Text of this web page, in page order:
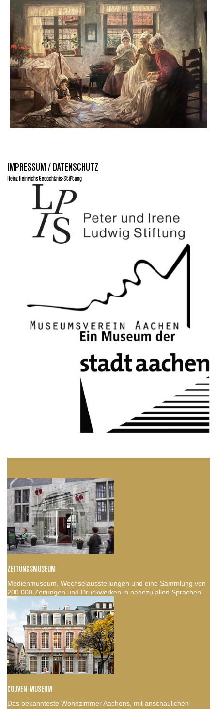
IMPRESSUM / DATENSCHUTZ
Heinz Heinrichs Gedächtnis-Stiftung
ZEITUNGSMUSEUM
Medienmuseum, Wechselausstellungen und eine Sammlung von
200.000 Zeitungen und Druckwerken in nahezu allen Sprachen.
COUVEN-MUSEUM
Das bekannteste Wohnzimmer Aachens, mit anschaulichen